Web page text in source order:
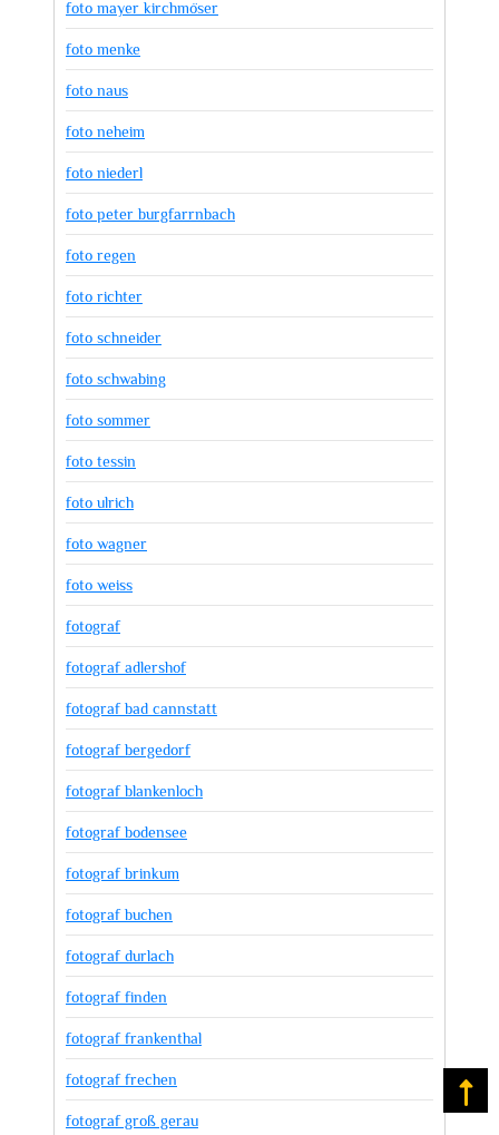
foto mayer kirchmöser
foto menke
foto naus
foto neheim
foto niederl
foto peter burgfarrnbach
foto regen
foto richter
foto schneider
foto schwabing
foto sommer
foto tessin
foto ulrich
foto wagner
foto weiss
fotograf
fotograf adlershof
fotograf bad cannstatt
fotograf bergedorf
fotograf blankenloch
fotograf bodensee
fotograf brinkum
fotograf buchen
fotograf durlach
fotograf finden
fotograf frankenthal
fotograf frechen
fotograf groß gerau